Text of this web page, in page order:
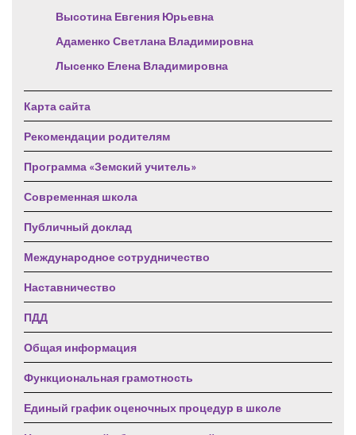
Высотина Евгения Юрьевна
Адаменко Светлана Владимировна
Лысенко Елена Владимировна
Карта сайта
Рекомендации родителям
Программа «Земский учитель»
Современная школа
Публичный доклад
Международное сотрудничество
Наставничество
ПДД
Общая информация
Функциональная грамотность
Единый график оценочных процедур в школе